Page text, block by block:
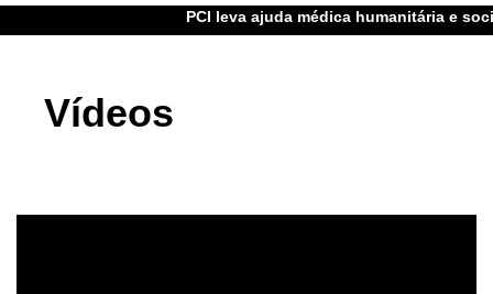
PCI leva ajuda médica humanitária e social em toda
Vídeos